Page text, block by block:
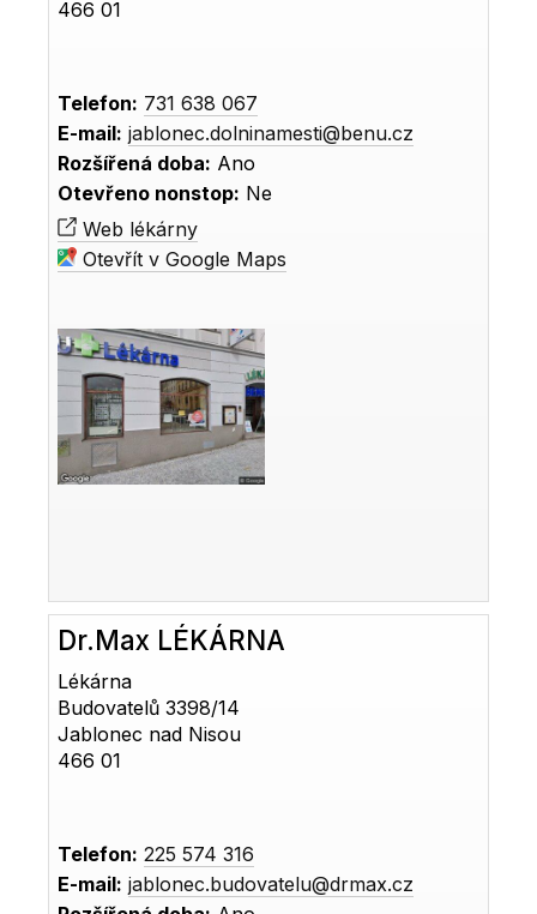
466 01
Telefon: 731 638 067
E-mail: jablonec.dolninamesti@benu.cz
Rozšířená doba: Ano
Otevřeno nonstop: Ne
Web lékárny
Otevřít v Google Maps
Dr.Max LÉKÁRNA
Lékárna
Budovatelů 3398/14
Jablonec nad Nisou
466 01
Telefon: 225 574 316
E-mail: jablonec.budovatelu@drmax.cz